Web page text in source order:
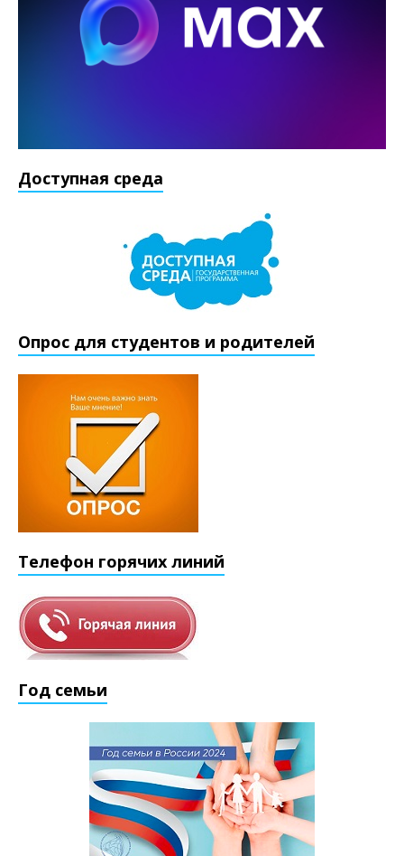
Доступная среда
Опрос для студентов и родителей
Телефон горячих линий
Год семьи